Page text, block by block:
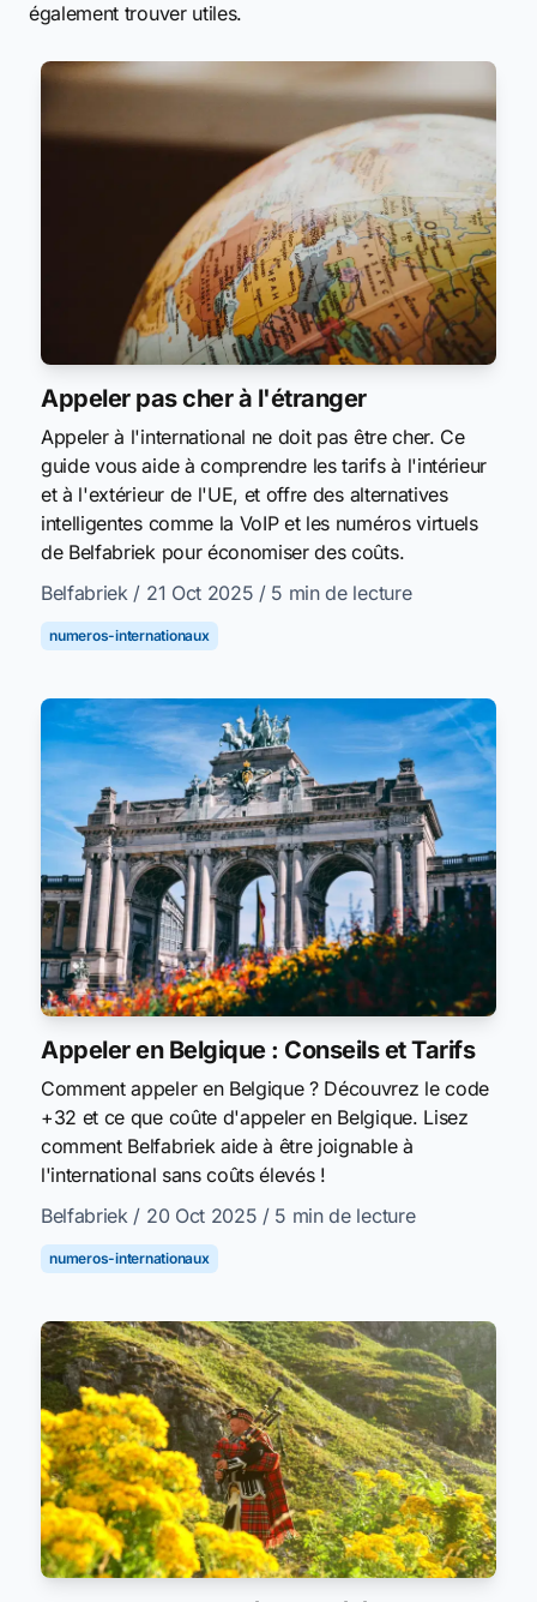
également trouver utiles.
Appeler pas cher à l'étranger
Appeler à l'international ne doit pas être cher. Ce
guide vous aide à comprendre les tarifs à l'intérieur
et à l'extérieur de l'UE, et offre des alternatives
intelligentes comme la VoIP et les numéros virtuels
de Belfabriek pour économiser des coûts.
Belfabriek / 21 Oct 2025 / 5 min de lecture
numeros-internationaux
Appeler en Belgique : Conseils et Tarifs
Comment appeler en Belgique ? Découvrez le code
+32 et ce que coûte d'appeler en Belgique. Lisez
comment Belfabriek aide à être joignable à
l'international sans coûts élevés !
Belfabriek / 20 Oct 2025 / 5 min de lecture
numeros-internationaux